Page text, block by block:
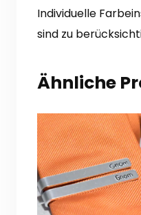
Individuelle
sind zu
Ähnliche